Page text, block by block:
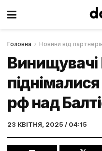
Головна Новини від
Винищувачі
рф над
23 КВІТНЯ, 2025 / 04:15